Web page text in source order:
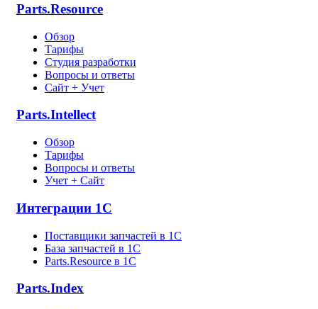
Parts.Resource
Обзор
Тарифы
Студия разработки
Вопросы и ответы
Сайт + Учет
Parts.Intellect
Обзор
Тарифы
Вопросы и ответы
Учет + Сайт
Интеграции 1С
Поставщики запчастей в 1C
База запчастей в 1С
Parts.Resource в 1C
Parts.Index